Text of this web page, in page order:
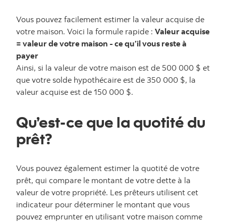
Vous pouvez facilement estimer la valeur acquise de
votre maison. Voici la formule rapide : Valeur acquise
= valeur de votre maison - ce qu’il vous reste à
payer
Ainsi, si la valeur de votre maison est de 500 000 $ et
que votre solde hypothécaire est de 350 000 $, la
valeur acquise est de 150 000 $.
Qu’est-ce que la quotité du
prêt?
Vous pouvez également estimer la quotité de votre
prêt, qui compare le montant de votre dette à la
valeur de votre propriété. Les prêteurs utilisent cet
indicateur pour déterminer le montant que vous
pouvez emprunter en utilisant votre maison comme